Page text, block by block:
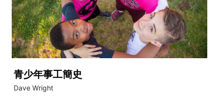
青少年事工簡史
Dave Wright